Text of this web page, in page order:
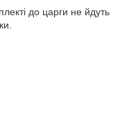
до царги не йдуть